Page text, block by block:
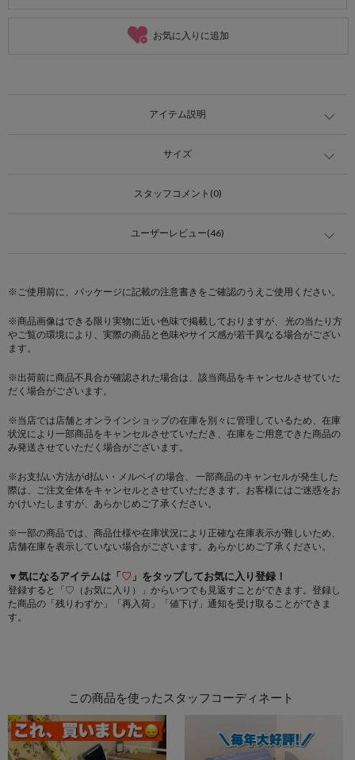
お気に入りに追加
アイテム説明
サイズ
スタッフコメント(0)
ユーザーレビュー(46)
※ご使用前に、パッケージに記載の注意書きをご確認のうえご使用ください。
※商品画像はできる限り実物に近い色味で掲載しておりますが、 光の当たり方
やご覧の環境により、実際の商品と色味やサイズ感が若干異なる場合がござい
ます。
※出荷前に商品不具合が確認された場合は、該当商品をキャンセルさせていた
だく場合がございます。
※当店では店舗とオンラインショップの在庫を別々に管理しているため、在庫
状況により一部商品をキャンセルさせていただき、在庫をご用意できた商品の
み発送させていただく場合がございます。
※お支払い方法がd払い・メルペイの場合、 一部商品のキャンセルが発生した
際は、ご注文全体をキャンセルとさせていただきます。お客様にはご迷惑をお
かけいたしますが、あらかじめご了承ください。
※一部の商品では、商品仕様や在庫状況により正確な在庫表示が難しいため、
店舗在庫を表示していない場合がございます。あらかじめご了承ください。
▼気になるアイテムは「♡ 」をタップしてお気に入り登録！
登録すると「♡（お気に入り）」からいつでも見返すことができます。登録し
た商品の「残りわずか」「再入荷」「値下げ」通知を受け取ることができま
す。
この商品を使ったスタッフコーディネート